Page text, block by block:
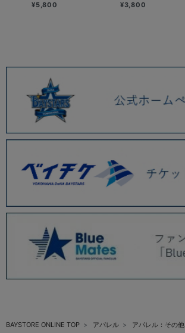
¥5,800 ¥3,800
BAYSTORE ONLINE TOP アパレル アパレル：その他